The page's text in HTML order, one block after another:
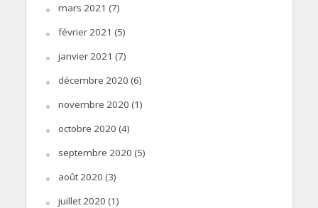
mars 2021 (7)
février 2021 (5)
janvier 2021 (7)
décembre 2020 (6)
novembre 2020 (1)
octobre 2020 (4)
septembre 2020 (5)
août 2020 (3)
juillet 2020 (1)